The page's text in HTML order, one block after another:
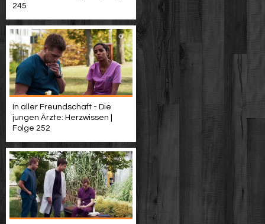
245
In aller Freundschaft - Die
jungen Ärzte: Herzwissen |
Folge 252